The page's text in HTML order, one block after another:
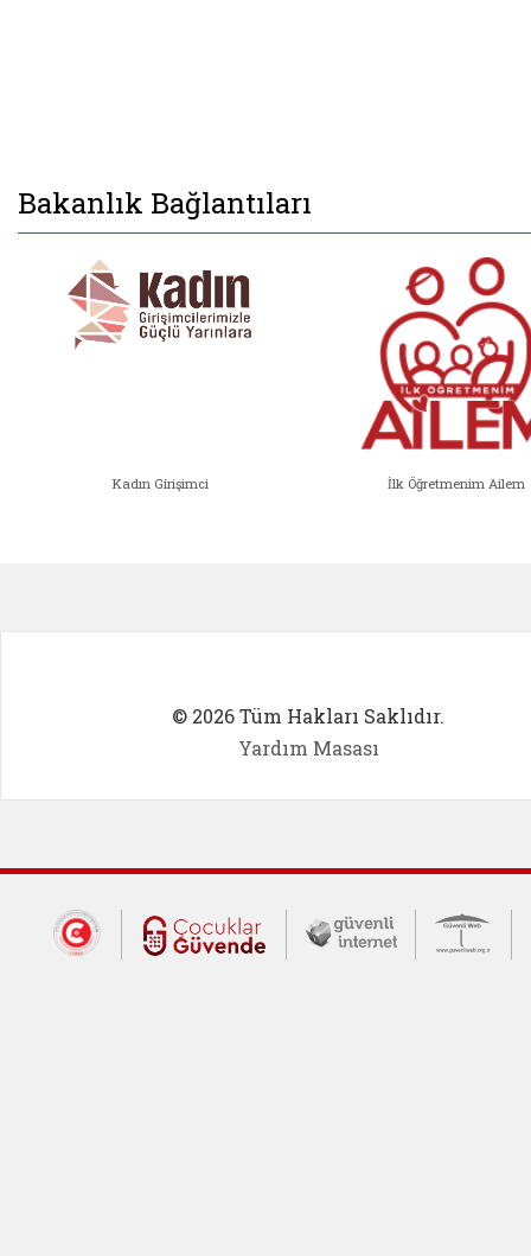
Bakanlık Bağlantıları
Kadın Girişimci İlk Öğretmenim Ailem
© 2026 Tüm Hakları Saklıdır.
Yardım Masası
Dış Bağlantılar
Cumhurbaşkanlığı İletişim Merkezi
Çocuklar Güvende (yeni
Güvenli